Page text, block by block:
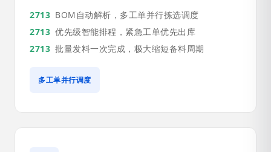
BOM自动解析，多工单并行拣选调度
优先级智能排程，紧急工单优先出库
批量发料一次完成，极大缩短备料周期
多工单并行调度